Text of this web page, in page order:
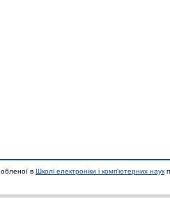
в Школі електроніки і комп'ютерних наук